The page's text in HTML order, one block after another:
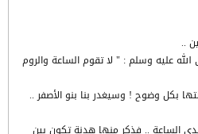
..
عليه وسلم : " لا تقوم الساعة والروم
بكل وضوح ! وسيغدر بنا بنو الأصفر ..
الساعة .. فذكر منها هدنة تكون بين